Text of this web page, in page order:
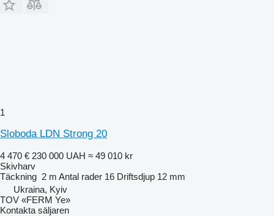
1
Sloboda LDN Strong 20
4 470 € 230 000 UAH ≈ 49 010 kr
Skivharv
Täckning 2 m Antal rader 16 Driftsdjup 12 mm
Ukraina, Kyiv
TOV «FERM Ye»
Kontakta säljaren